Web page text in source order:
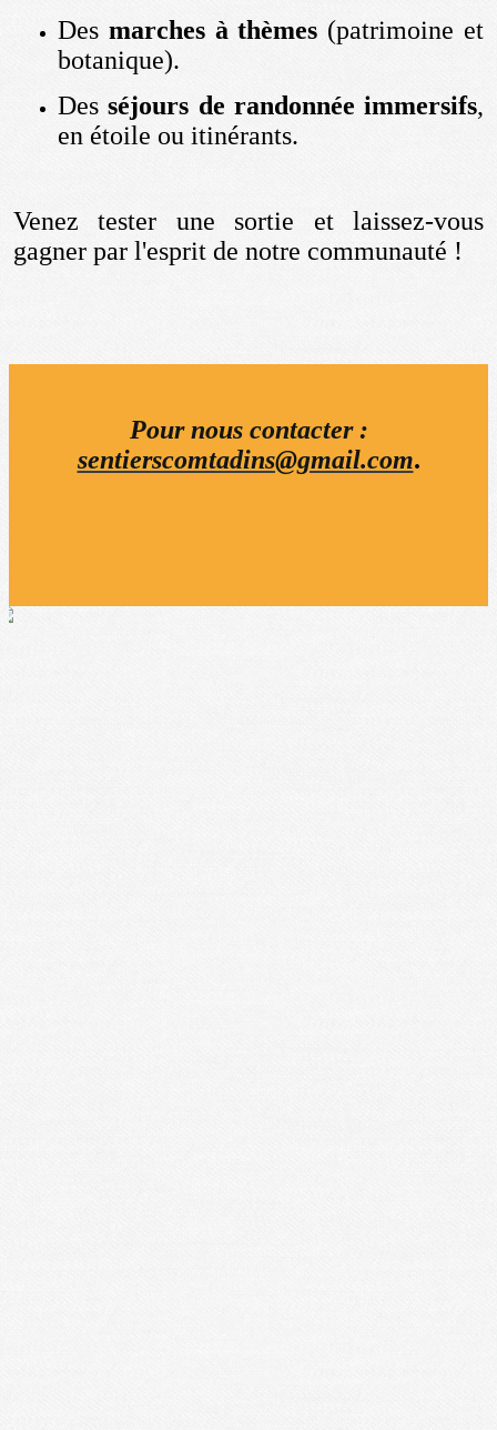
Des marches à thèmes (patrimoine et
botanique).
Desséjours de randonnée immersifs,
en étoile ou itinérants.
Venez tester une sortie et laissez-vous
gagner par l'esprit de notre communauté !
Pour nous contacter :
sentierscomtadins@gmail.com.